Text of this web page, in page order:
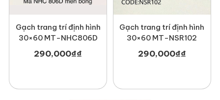
Gạch trang trí định hình
30×60 MT-NHC806D
290,000₫₫
Gạch trang trí định hình
30×60 MT-NSR102
290,000₫₫